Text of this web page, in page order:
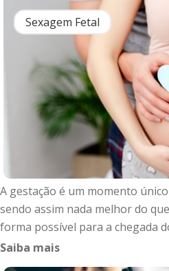
Sexagem Fetal
A gestação é um momento
sendo assim nada melhor do
forma possível para a chegada
Saiba mais